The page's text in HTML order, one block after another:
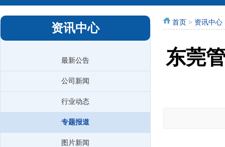
资讯中心
最新公告
公司新闻
行业动态
专题报道
图片新闻
首页 > 资讯中心
东莞